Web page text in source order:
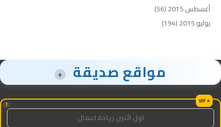
أغسطس 2015
(56)
يوليو 2015
(194)
مواقع صديقة +
!
اول اثنين ريادة اعمال